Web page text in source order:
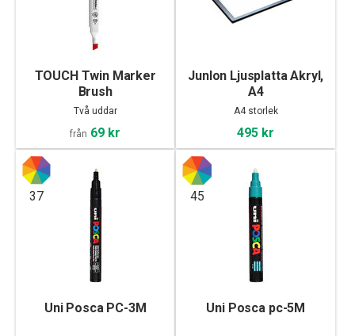
TOUCH Twin Marker
Brush
Två uddar
från 69 kr
Junlon Ljusplatta Akryl,
A4
A4 storlek
495 kr
37
Uni Posca PC-3M
45
Uni Posca pc-5M